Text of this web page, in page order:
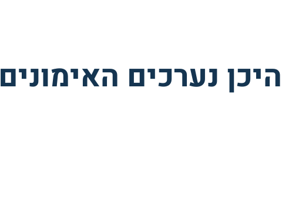
היכן נערכים האימונים